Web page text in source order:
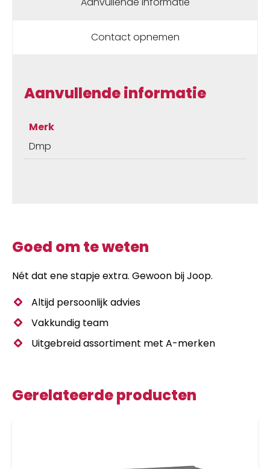
Contact opnemen
Aanvullende informatie
Merk
Dmp
Goed om te weten
Nét dat ene stapje extra. Gewoon bij Joop.
Altijd persoonlijk advies
Vakkundig team
Uitgebreid assortiment met A-merken
Gerelateerde producten